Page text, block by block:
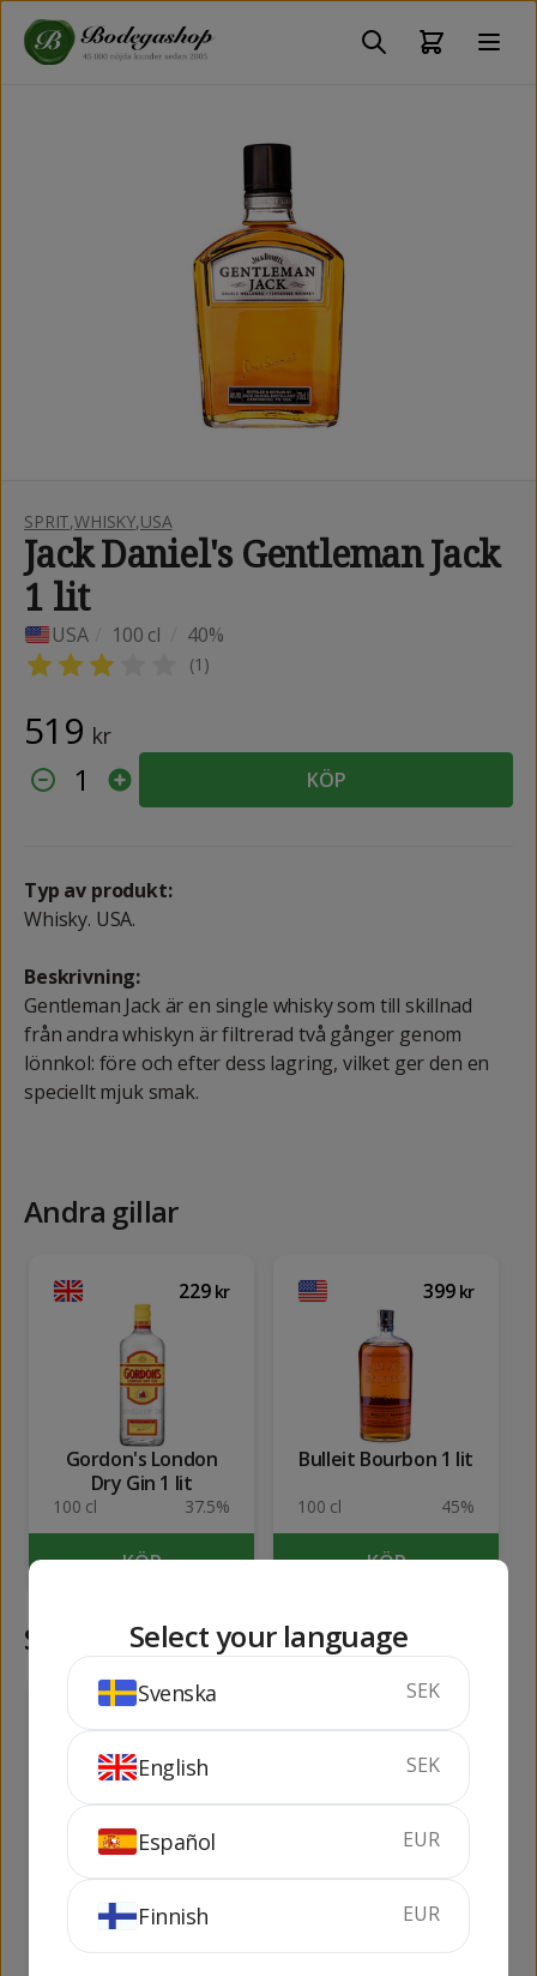
SPRIT,WHISKY,USA
Jack Daniel's Gentleman Jack
1 lit
USA 100 cl 40%
(1 )
519 kr
1 KÖP
Typ av produkt:
Whisky. USA.
Beskrivning:
Gentleman Jack är en single whisky som till skillnad
från andra whiskyn är filtrerad två gånger genom
lönnkol: före och efter dess lagring, vilket ger den en
speciellt mjuk smak.
Andra gillar
229 kr
Gordon's London
Dry Gin 1 lit
100 cl 37.5%
KÖP
399 kr
Bulleit Bourbon 1 lit
100 cl 45%
KÖP
Samma kategori
Kentucky Jack
Bourborn
70 cl 40%
kr
Bulleit Bourbon 1 lit
100 cl 45%
Select your language
Svenska SEK
English SEK
Español EUR
Finnish EUR